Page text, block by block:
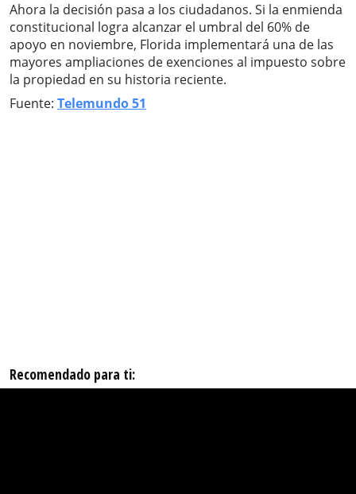
Ahora la decisión pasa a los ciudadanos. Si la enmienda
constitucional logra alcanzar el umbral del 60% de
apoyo en noviembre, Florida implementará una de las
mayores ampliaciones de exenciones al impuesto sobre
la propiedad en su historia reciente.
Fuente: Telemundo 51
Recomendado para ti: